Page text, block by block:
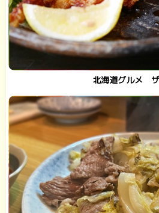
北海道グルメ